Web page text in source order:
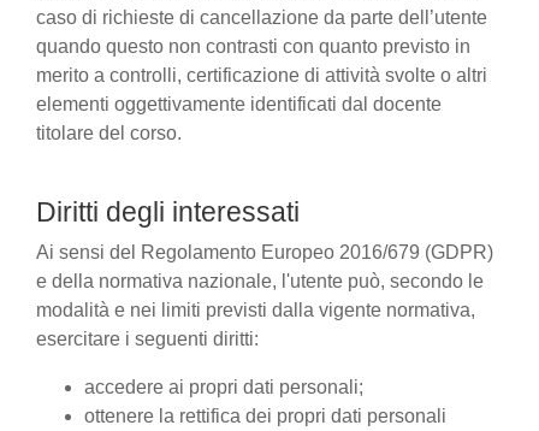
caso di richieste di cancellazione da parte dell’utente
quando questo non contrasti con quanto previsto in
merito a controlli, certificazione di attività svolte o altri
elementi oggettivamente identificati dal docente
titolare del corso.
Diritti degli interessati
Ai sensi del Regolamento Europeo 2016/679 (GDPR)
e della normativa nazionale, l'utente può, secondo le
modalità e nei limiti previsti dalla vigente normativa,
esercitare i seguenti diritti:
accedere ai propri dati personali;
ottenere la rettifica dei propri dati personali